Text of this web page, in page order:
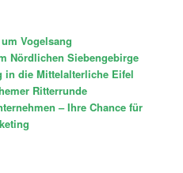
Vogelsang
Nördlichen Siebengebirge
in die Mittelalterliche Eifel
Ritterrunde
– Ihre Chance für